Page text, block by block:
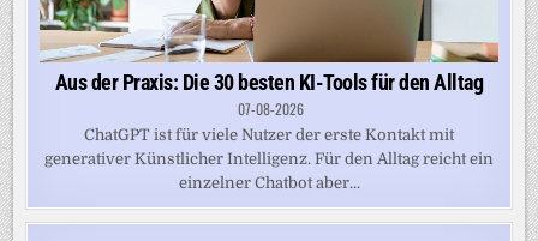
Aus der Praxis: Die 30 besten KI-Tools für den Alltag
07-08-2026
ChatGPT ist für viele Nutzer der erste Kontakt mit
generativer Künstlicher Intelligenz. Für den Alltag reicht ein
einzelner Chatbot aber...